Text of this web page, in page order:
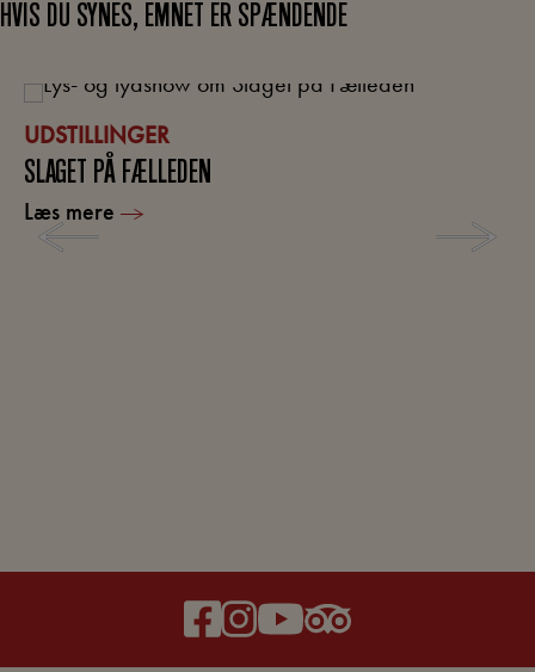
HVIS DU SYNES, EMNET ER SPÆNDENDE
UDSTILLINGER
SLAGET PÅ FÆLLEDEN
Læs mere